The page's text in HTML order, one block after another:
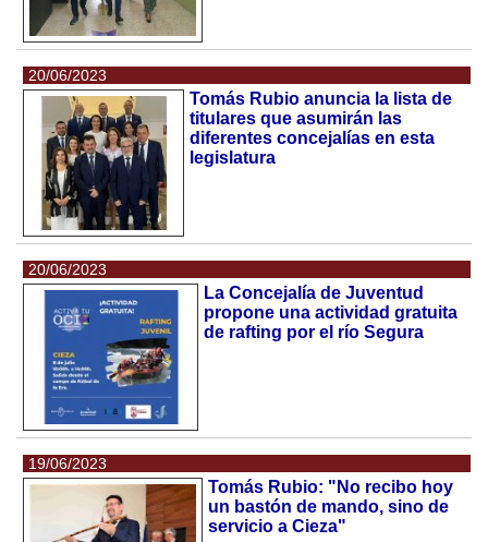
20/06/2023
Tomás Rubio anuncia la lista de
titulares que asumirán las
diferentes concejalías en esta
legislatura
20/06/2023
La Concejalía de Juventud
propone una actividad gratuita
de rafting por el río Segura
19/06/2023
Tomás Rubio: "No recibo hoy
un bastón de mando, sino de
servicio a Cieza"